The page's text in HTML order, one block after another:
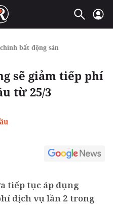
bất động sản
sẽ giảm tiếp phí
từ 25/3
tiếp tục áp dụng
dịch vụ lần 2 trong